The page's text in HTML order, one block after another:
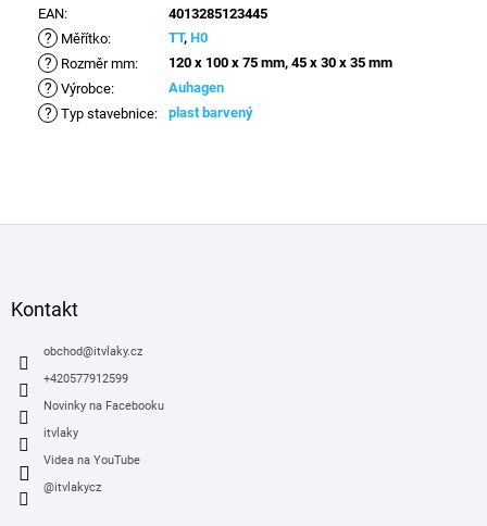
EAN: 4013285123445
? Měřítko: TT, H0
? Rozměr mm: 120 x 100 x 75 mm, 45 x 30 x 35 mm
? Výrobce: Auhagen
? Typ stavebnice: plast barvený
Kontakt
obchod@itvlaky.cz
+420577912599
Novinky na Facebooku
itvlaky
Videa na YouTube
@itvlakycz